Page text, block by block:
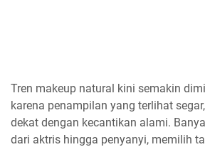
Tren makeup natural kini semakin
karena penampilan yang terlihat
dekat dengan kecantikan alami.
dari aktris hingga penyanyi, memilih